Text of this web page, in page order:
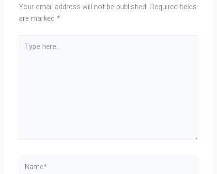
Your email address will not be published. Required fields
are marked*
Type
Name*